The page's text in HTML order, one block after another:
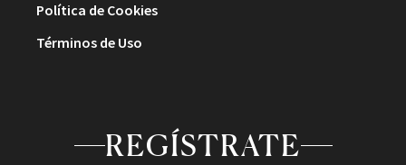
Política de Cookies
Términos de Uso
REGÍSTRATE